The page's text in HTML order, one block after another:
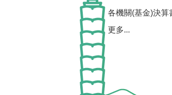
各機關(基金)決算
更多...